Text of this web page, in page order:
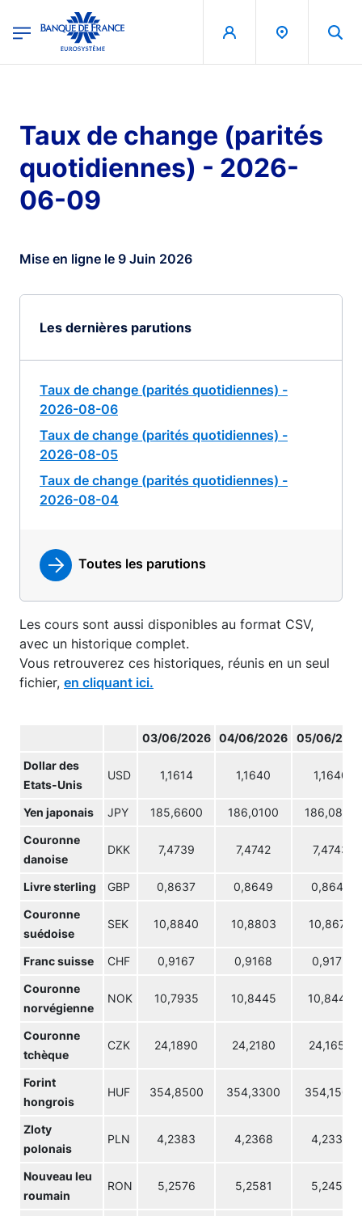
Banque de France - Menu Principal
Taux de change (parités
quotidiennes) - 2026-
06-09
Mise en ligne le 9 Juin 2026
Les dernières parutions
Taux de change (parités quotidiennes) -
2026-08-06
Taux de change (parités quotidiennes) -
2026-08-05
Taux de change (parités quotidiennes) -
2026-08-04
Toutes les parutions
Les cours sont aussi disponibles au format CSV,
avec un historique complet.
Vous retrouverez ces historiques, réunis en un seul
fichier, en cliquant ici.
03/06/2026 04/06/2026 05/06/
Dollar des
Etats-Unis
USD 1,1614 1,1640 1,1640
Yen japonais JPY 185,6600 186,0100 186,0800
Couronne
danoise
DKK 7,4739 7,4742 7,4743
Livre sterling GBP 0,8637 0,8649 0,8643
Couronne
suédoise
SEK 10,8840 10,8803 10,8675
Franc suisse CHF 0,9167 0,9168 0,9175
Couronne
norvégienne
NOK 10,7935 10,8445 10,8445
Couronne
tchèque
CZK 24,1890 24,2180 24,1650
Forint
hongrois
HUF 354,8500 354,3300 354,1500
Zloty
polonais
PLN 4,2383 4,2368 4,2338
Nouveau leu
roumain
RON 5,2576 5,2581 5,2456